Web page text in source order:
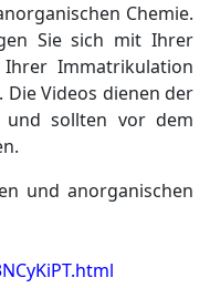
Chemie.
Sie sich mit Ihrer
Immatrikulation
Die Videos dienen der
sollten vor dem
und anorganischen